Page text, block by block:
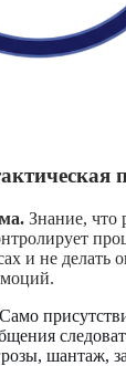
Знание, что
и не делать
Само
шантаж,